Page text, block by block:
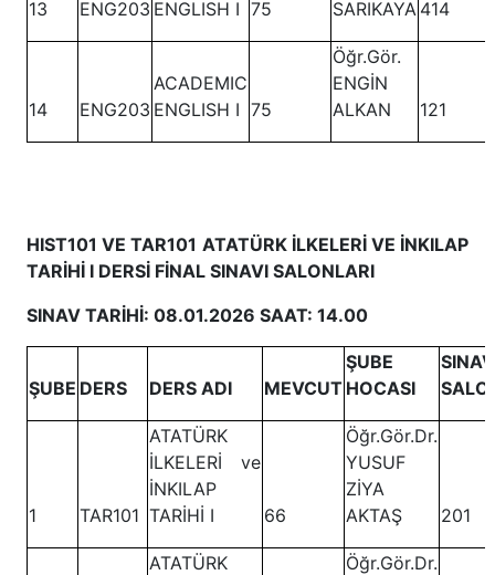
13 ENG203 ENGLISH I 75
SARIKAYA 414
14 ENG203
ACADEMIC
ENGLISH I 75
Öğr.Gör.
ENGİN
ALKAN
121
HIST101 VE TAR101 ATATÜRK İLKELERİ VE İNKILAP
TARİHİ I DERSİ FİNAL SINAVI SALONLARI
SINAV TARİHİ: 08.01.2026 SAAT: 14.00
ŞUBE DERS DERS ADI MEVCUT
ŞUBE
HOCASI
SINAV
1 TAR101
ATATÜRK
İLKELERİ ve
İNKILAP
TARİHİ I
66
Öğr.Gör.Dr.
YUSUF
ZİYA
AKTAŞ
201
ATATÜRK
Öğr.Gör.Dr.